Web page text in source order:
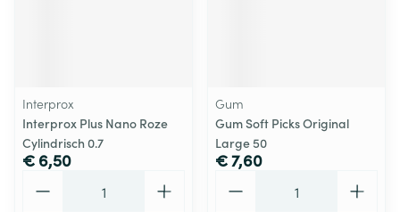
Interprox
Interprox Plus Nano Roze
Cylindrisch 0.7
€ 6,50
Gum
Gum Soft Picks Original
Large 50
€ 7,60